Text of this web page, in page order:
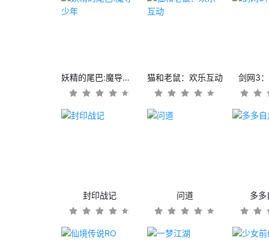
妖精的尾巴:魔导少年 猫和老鼠：欢乐互动 剑网3
封印战记 问道 多多